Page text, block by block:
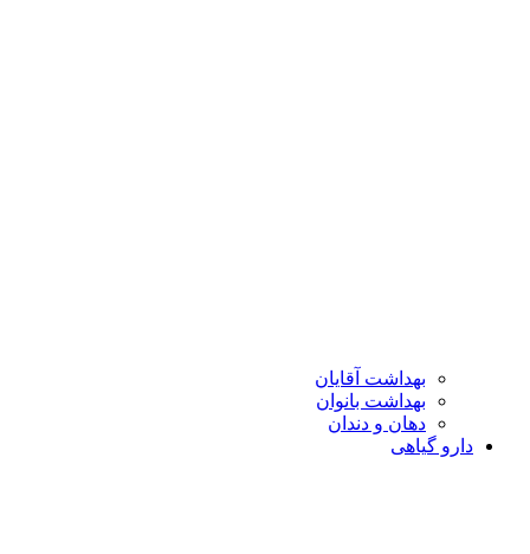
بهداشت آقایان
بهداشت بانوان
دهان و دندان
دارو گیاهی